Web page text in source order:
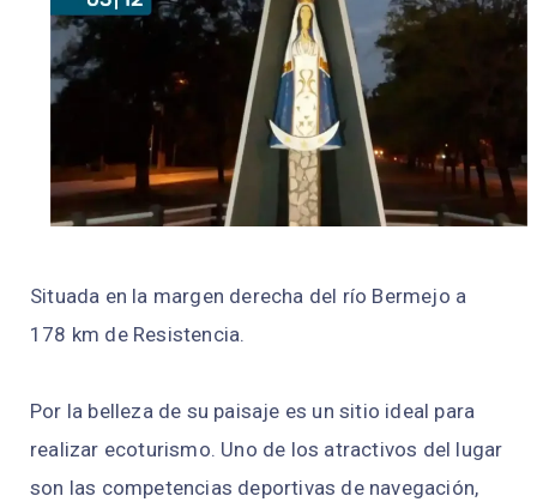
Situada en la margen derecha del río Bermejo a
178 km de Resistencia.
Por la belleza de su paisaje es un sitio ideal para
realizar ecoturismo. Uno de los atractivos del lugar
son las competencias deportivas de navegación,